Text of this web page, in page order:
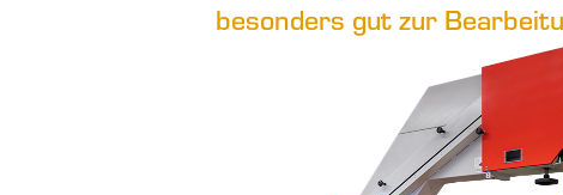
besonders gut zur